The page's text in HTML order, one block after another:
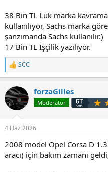
38 Bin TL Luk marka
kullanılıyor, Sachs marka
şanzımanda Sachs kullanılır.)
17 Bin TL İşçilik yazılıyor.
T
e
k
i
l
SCC
forzaGilles
Moderatör
4 Haz 2026
2008 model Opel Corsa D
aracı) için bakım zamanı